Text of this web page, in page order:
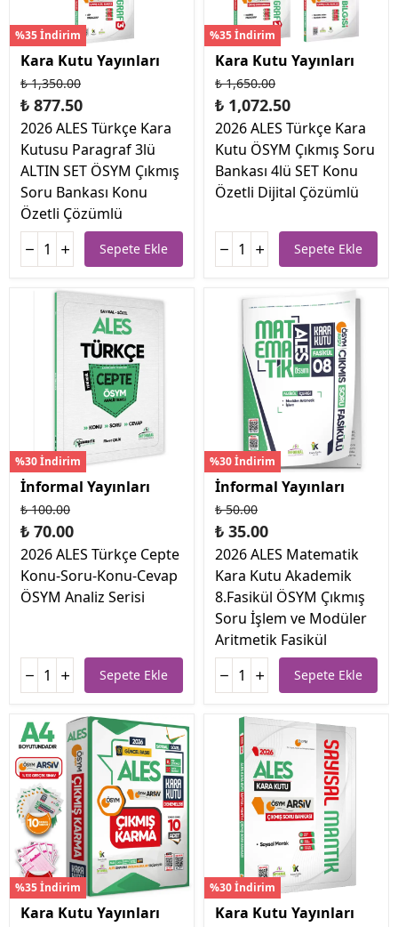
%35 İndirim
Kara Kutu Yayınları
₺ 1,350.00
₺ 877.50
2026 ALES Türkçe Kara
Kutusu Paragraf 3lü
ALTIN SET ÖSYM Çıkmış
Soru Bankası Konu
Özetli Çözümlü
Sepete Ekle
%35 İndirim
Kara Kutu Yayınları
₺ 1,650.00
₺ 1,072.50
2026 ALES Türkçe Kara
Kutu ÖSYM Çıkmış Soru
Bankası 4lü SET Konu
Özetli Dijital Çözümlü
Sepete Ekle
%30 İndirim
İnformal Yayınları
₺ 100.00
₺ 70.00
2026 ALES Türkçe Cepte
Konu-Soru-Konu-Cevap
ÖSYM Analiz Serisi
Sepete Ekle
%30 İndirim
İnformal Yayınları
₺ 50.00
₺ 35.00
2026 ALES Matematik
Kara Kutu Akademik
8.Fasikül ÖSYM Çıkmış
Soru İşlem ve Modüler
Aritmetik Fasikül
Sepete Ekle
%35 İndirim
Kara Kutu Yayınları
%30 İndirim
Kara Kutu Yayınları